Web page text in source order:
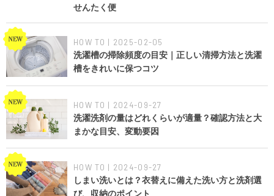
せんたく便
HOW TO | 2025-02-05
洗濯槽の掃除頻度の目安｜正しい清掃方法と洗濯
槽をきれいに保つコツ
HOW TO | 2024-09-27
洗濯洗剤の量はどれくらいが適量？確認方法と大
まかな目安、変動要因
HOW TO | 2024-09-27
しまい洗いとは？衣替えに備えた洗い方と洗剤選
び、収納のポイント